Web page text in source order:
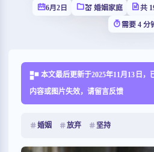
6月2日 💒 婚姻家庭 共
需要 4 分
本文最后更新于2025年11月13日，
内容或图片失效，请留言反馈
婚姻 放弃 坚持